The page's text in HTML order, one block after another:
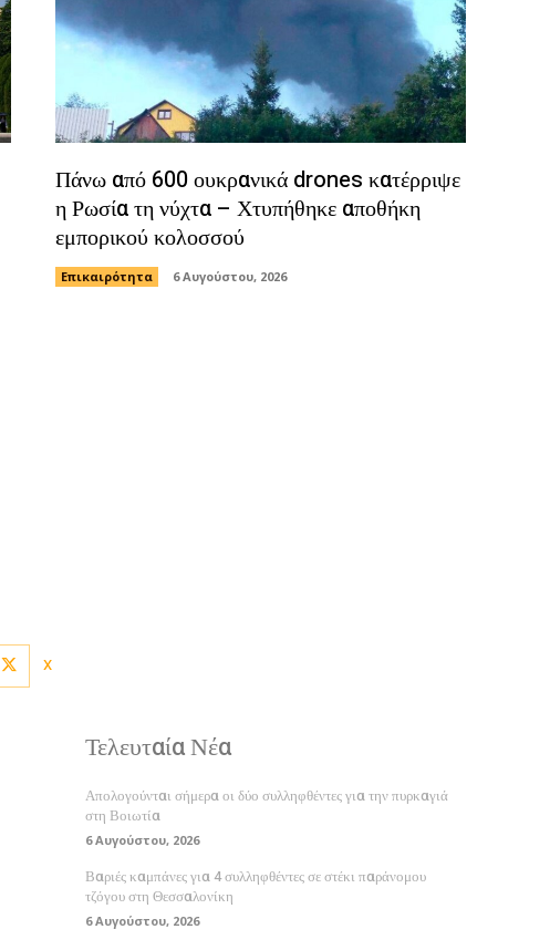
Πάνω από 600 ουκρανικά drones κατέρριψε
η Ρωσία τη νύχτα – Χτυπήθηκε αποθήκη
εμπορικού κολοσσού
Επικαιρότητα 6 Αυγούστου, 2026
X
Τελευταία Νέα
Απολογούνται σήμερα οι δύο συλληφθέντες για την πυρκαγιά
στη Βοιωτία
6 Αυγούστου, 2026
Βαριές καμπάνες για 4 συλληφθέντες σε στέκι παράνομου
τζόγου στη Θεσσαλονίκη
6 Αυγούστου, 2026